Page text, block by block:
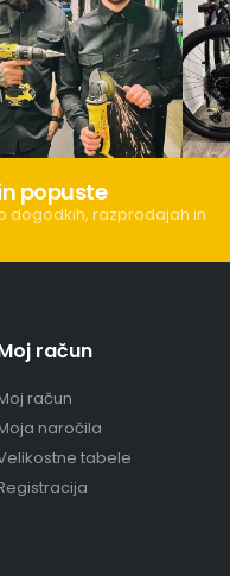
popuste
dogodkih, razprodajah in
račun
račun
naročila
tabele